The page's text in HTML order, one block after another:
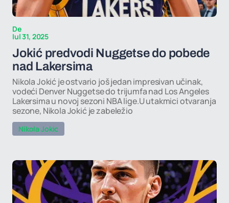
De
Iul 31, 2025
Jokić predvodi Nuggetse do pobede
nad Lakersima
Nikola Jokić je ostvario još jedan impresivan učinak,
vodeći Denver Nuggetse do trijumfa nad Los Angeles
Lakersima u novoj sezoni NBA lige.U utakmici otvaranja
sezone, Nikola Jokić je zabeležio
Nikola Jokic